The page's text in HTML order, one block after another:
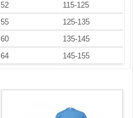
52
115-125
55
125-135
60
135-145
64 145-155